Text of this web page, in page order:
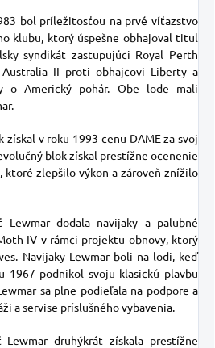
bol príležitosťou na prvé víťazstvo
klubu, ktorý úspešne obhajoval titul
syndikát zastupujúci Royal Perth
II proti obhajcovi Liberty a
o Americký pohár. Obe lode mali
získal v roku 1993 cenu DAME za svoj
blok získal prestížne ocenenie
zlepšilo výkon a zároveň znížilo
dodala navijaky a palubné
IV v rámci projektu obnovy, ktorý
Navijaky Lewmar boli na lodi, keď
1967 podnikol svoju klasickú plavbu
sa plne podieľala na podpore a
a servise príslušného vybavenia.
druhýkrát získala prestížne